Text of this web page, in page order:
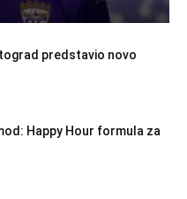
predstavio novo
Happy Hour formula za